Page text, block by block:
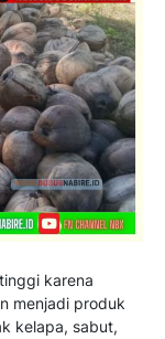
karena
menjadi produk
kelapa, sabut,